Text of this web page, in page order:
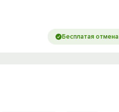
Бесплатая отмена